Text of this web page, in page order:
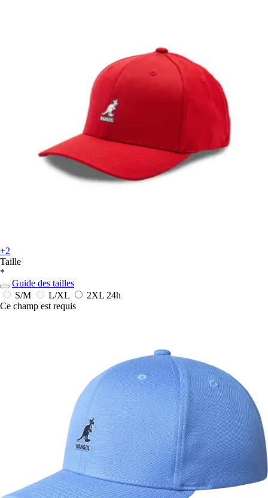
+2
Taille
*
Guide des tailles
S/M
L/XL 2XL 24h
Ce champ est requis